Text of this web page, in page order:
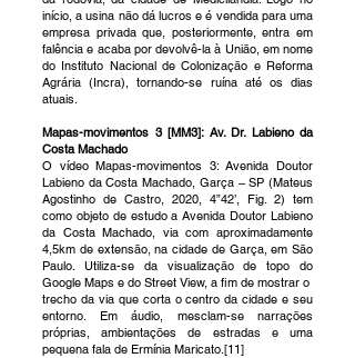
início, a usina não dá lucros e é vendida para uma
empresa privada que, posteriormente, entra em
falência e acaba por devolvê-la à União, em nome
do Instituto Nacional de Colonização e Reforma
Agrária (Incra), tornando-se ruína até os dias
atuais.
Mapas-movimentos 3 [MM3]: Av. Dr. Labieno da
Costa Machado
O vídeo Mapas-movimentos 3: Avenida Doutor
Labieno da Costa Machado, Garça – SP (Mateus
Agostinho de Castro, 2020, 4”42’, Fig. 2) tem
como objeto de estudo a Avenida Doutor Labieno
da Costa Machado, via com aproximadamente
4,5km de extensão, na cidade de Garça, em São
Paulo. Utiliza-se da visualização de topo do
Google Maps e do Street View, a fim de mostrar o
trecho da via que corta o centro da cidade e seu
entorno. Em áudio, mesclam-se narrações
próprias, ambientações de estradas e uma
pequena fala de Ermínia Maricato.[11]